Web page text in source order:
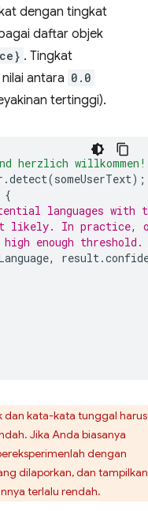
dengan tingkat
daftar objek
. Tingkat
antara 0.0
tertinggi).
herzlich
.detect(someUserText);
{
languages with
In practice,
enough threshold.
, result.
dan kata-kata tunggal harus
Jika Anda biasanya
dengan
dilaporkan, dan tampilkan
terlalu rendah.